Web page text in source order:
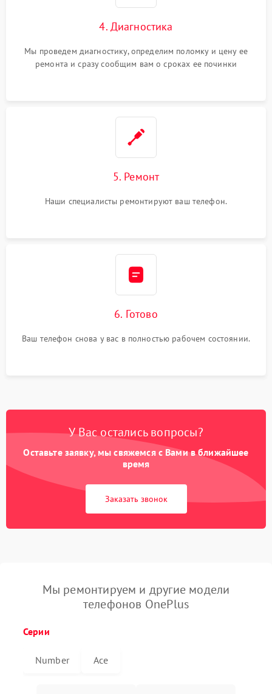
4. Диагностика
Мы проведем диагностику, определим поломку и цену ее
ремонта и сразу сообщим вам о сроках ее починки
5. Ремонт
Наши специалисты ремонтируют ваш телефон.
6. Готово
Ваш телефон снова у вас в полностью рабочем состоянии.
У Вас остались вопросы?
Оставьте заявку, мы свяжемся с Вами в ближайшее
время
Заказать звонок
Мы ремонтируем и другие модели
телефонов OnePlus
Серии
Number Ace